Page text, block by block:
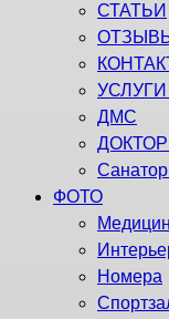
СТАТЬИ
ДМС
ФОТО
Номера